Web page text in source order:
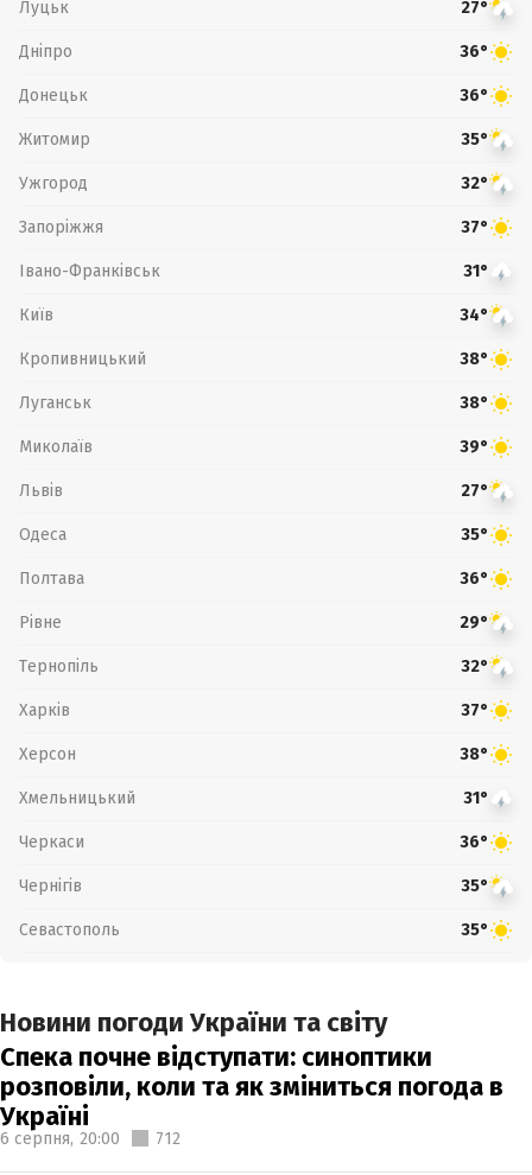
Луцьк 27°
Дніпро 36°
Донецьк 36°
Житомир 35°
Ужгород 32°
Запоріжжя 37°
Івано-Франківськ 31°
Київ 34°
Кропивницький 38°
Луганськ 38°
Миколаїв 39°
Львів 27°
Одеса 35°
Полтава 36°
Рівне 29°
Тернопіль 32°
Харків 37°
Херсон 38°
Хмельницький 31°
Черкаси 36°
Чернігів 35°
Севастополь 35°
Новини погоди України та світу
Спека почне відступати: синоптики
розповіли, коли та як зміниться погода в
Україні
6 серпня, 20:00 712